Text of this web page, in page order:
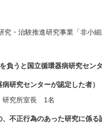
・治験推進研究事業「非小
負うと国立循環器病研究セン
研究センターが認定した者）
究所室長 1名
、不正行為のあった研究に係